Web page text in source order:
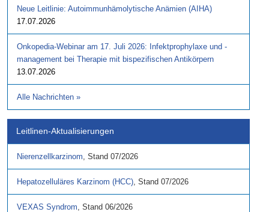
Neue Leitlinie: Autoimmunhämolytische Anämien (AIHA)
17.07.2026
Onkopedia-Webinar am 17. Juli 2026: Infektprophylaxe und -
management bei Therapie mit bispezifischen Antikörpern
13.07.2026
Alle Nachrichten »
Leitlinen-Aktualisierungen
Nierenzellkarzinom, Stand 07/2026
Hepatozelluläres Karzinom (HCC), Stand 07/2026
VEXAS Syndrom, Stand 06/2026